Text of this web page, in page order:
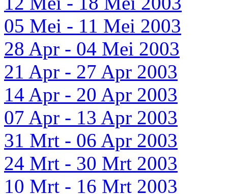
05 Mei - 11 Mei 2003
28 Apr - 04 Mei 2003
21 Apr - 27 Apr 2003
14 Apr - 20 Apr 2003
07 Apr - 13 Apr 2003
31 Mrt - 06 Apr 2003
24 Mrt - 30 Mrt 2003
10 Mrt - 16 Mrt 2003